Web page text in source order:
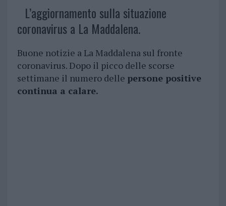
L’aggiornamento sulla situazione
coronavirus a La Maddalena.
Buone notizie a La Maddalena sul fronte
coronavirus. Dopo il picco delle scorse
settimane il numero delle persone positive
continua a calare.